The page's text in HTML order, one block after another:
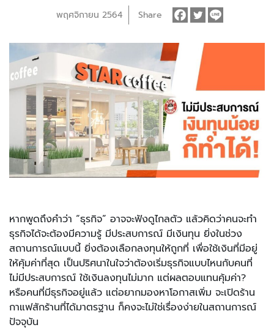
พฤศจิกายน 2564 Share
หากพูดถึงคำว่า “ธุรกิจ” อาจจะฟังดูไกลตัว แล้วคิดว่าคนจะทำ
ธุรกิจได้จะต้องมีความรู้ มีประสบการณ์ มีเงินทุน ยิ่งในช่วง
สถานการณ์แบบนี้ ยิ่งต้องเลือกลงทุนให้ถูกที่ เพื่อใช้เงินที่มีอยู่
ให้คุ้มค่าที่สุด เป็นปริศนาในใจว่าต้องเริ่มธุรกิจแบบไหนกับคนที่
ไม่มีประสบการณ์ ใช้เงินลงทุนไม่มาก แต่ผลตอบแทนคุ้มค่า?
หรือคนที่มีธุรกิจอยู่แล้ว แต่อยากมองหาโอกาสเพิ่ม จะเปิดร้าน
กาแฟสักร้านที่ได้มาตรฐาน ก็คงจะไม่ใช่เรื่องง่ายในสถานการณ์
ปัจจุบัน